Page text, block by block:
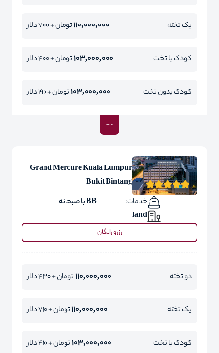
یک تخته 110,000,000تومان + 700 دلار
کودک با تخت 103,000,000تومان + 400 دلار
کودک بدون تخت 103,000,000تومان + 190 دلار
Grand Mercure Kuala Lumpur
Bukit Bintang
خدمات:
BB با صبحانه
land
رزرو رایگان
دو تخته 110,000,000تومان + 430 دلار
یک تخته 110,000,000تومان + 710 دلار
کودک با تخت 103,000,000تومان + 410 دلار